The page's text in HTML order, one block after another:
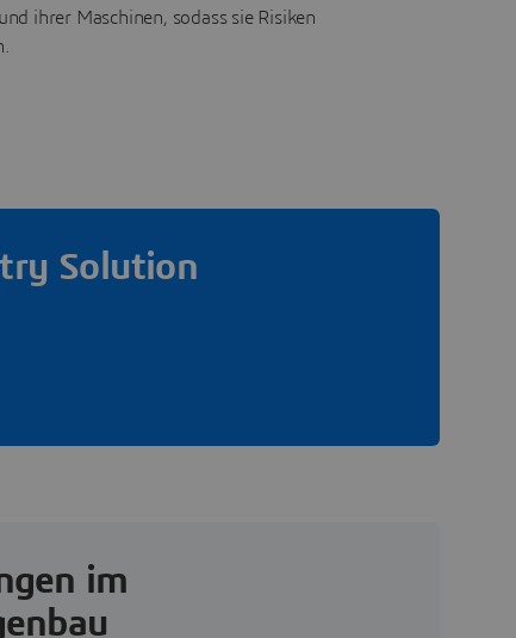
ihrer Maschinen, sodass sie Risiken
Solution
im